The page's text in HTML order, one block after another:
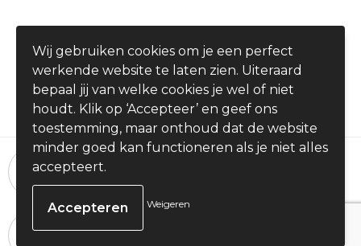
Hideo - webcam blocker
vanaf € 0,18
24 uur per dag, 7 dagen per week
Bestellingen plaatsen
100% Tevredenheid
Wij gebruiken cookies om je een perfect
werkende website te laten zien. Uiteraard
bepaal jij van welke cookies je wel of niet
houdt. Klik op ‘Accepteer’ en geef ons
toestemming, maar onthoud dat de website
minder goed kan functioneren als je niet alles
accepteert.
Weigeren